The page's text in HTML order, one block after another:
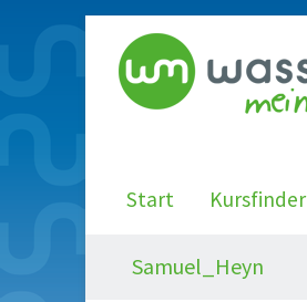
Start Kursfinder
Samuel_Heyn